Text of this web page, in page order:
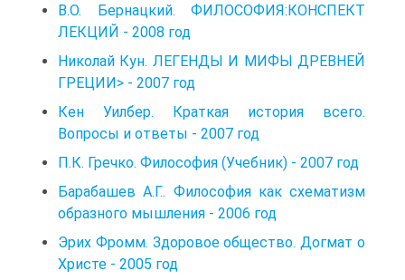
В.О. Бернацкий. ФИЛОСОФИЯ:КОНСПЕКТ
ЛЕКЦИЙ - 2008 год
Николай Кун. ЛЕГЕНДЫ И МИФЫ ДРЕВНЕЙ
ГРЕЦИИ> - 2007 год
Кен Уилбер. Краткая история всего.
Вопросы и ответы - 2007 год
П.К. Гречко. Философия (Учебник) - 2007 год
Барабашев А.Г.. Философия как схематизм
образного мышления - 2006 год
Эрих Фромм. Здоровое общество. Догмат о
Христе - 2005 год